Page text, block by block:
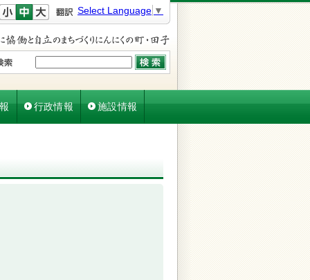
文字を小さく
文字を元に戻す
文字を大きく
Select Language ▼
行政情報 施設情報